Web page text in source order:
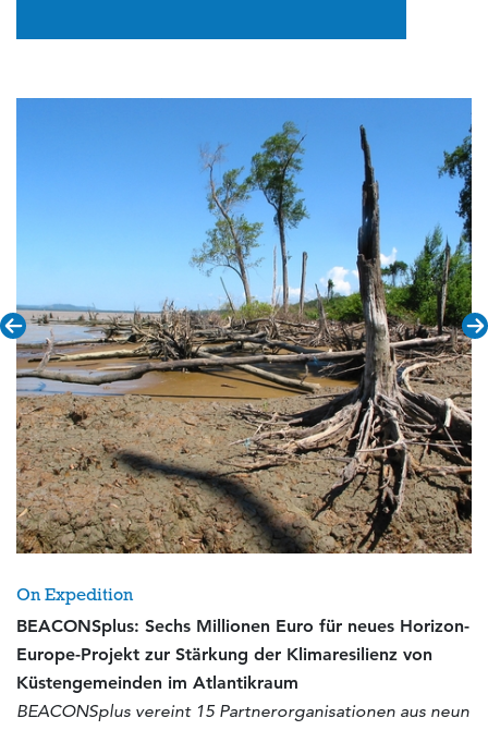
On Expedition
BEACONSplus: Sechs Millionen Euro für neues Horizon-
Europe-Projekt zur Stärkung der Klimaresilienz von
Küstengemeinden im Atlantikraum
BEACONSplus vereint 15 Partnerorganisationen aus neun